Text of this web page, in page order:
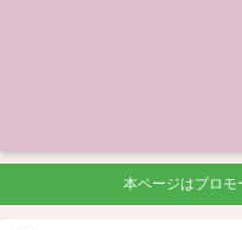
本ページはプロモ